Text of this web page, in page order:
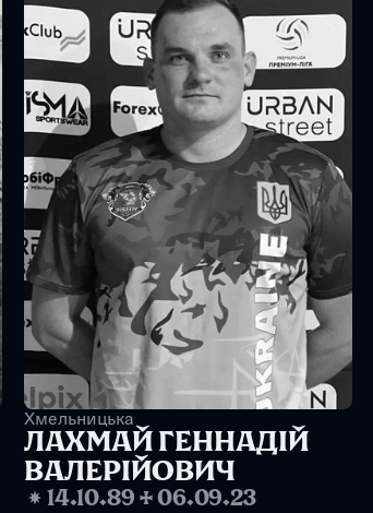
Хмельницька
ЛАХМАЙ ГЕННАДІЙ
ВАЛЕРІЙОВИЧ
❋ 14.10.89 ✢06.09.23